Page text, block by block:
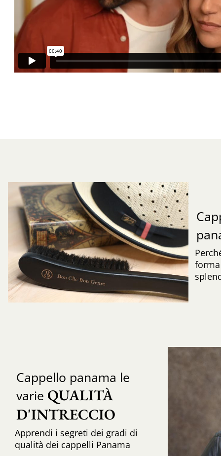
Cappello panama le
varie QUALITÀ
D'INTRECCIO
Apprendi i segreti dei gradi di
qualità dei cappelli Panama